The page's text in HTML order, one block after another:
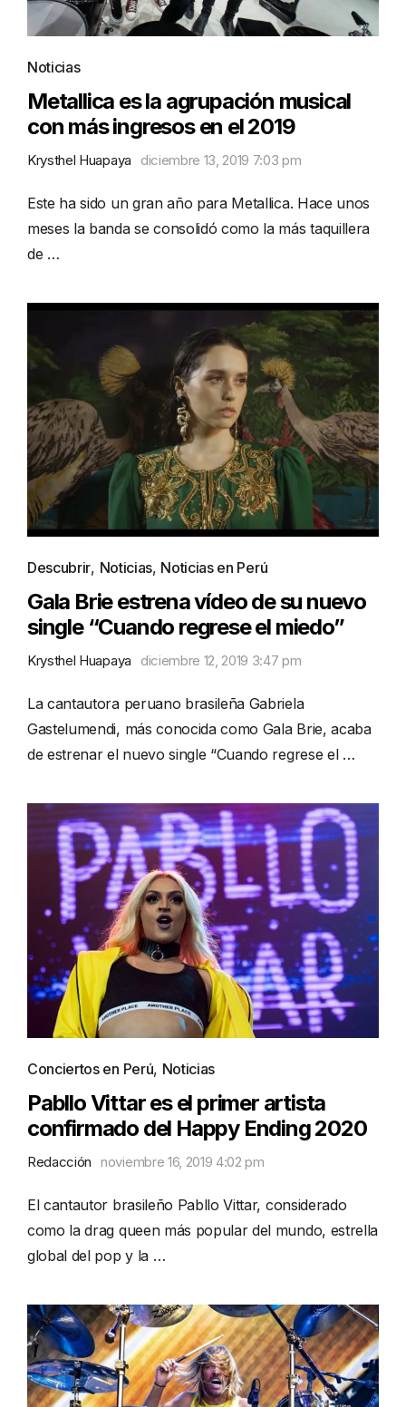
Noticias
Metallica es la agrupación musical
con más ingresos en el 2019
Krysthel Huapaya diciembre 13, 2019 7:03 pm
Este ha sido un gran año para Metallica. Hace unos
meses la banda se consolidó como la más taquillera
de …
Descubrir, Noticias, Noticias en Perú
Gala Brie estrena vídeo de su nuevo
single “Cuando regrese el miedo”
Krysthel Huapaya diciembre 12, 2019 3:47 pm
La cantautora peruano brasileña Gabriela
Gastelumendi, más conocida como Gala Brie, acaba
de estrenar el nuevo single “Cuando regrese el …
Conciertos en Perú, Noticias
Pabllo Vittar es el primer artista
confirmado del Happy Ending 2020
Redacción noviembre 16, 2019 4:02 pm
El cantautor brasileño Pabllo Vittar, considerado
como la drag queen más popular del mundo, estrella
global del pop y la …